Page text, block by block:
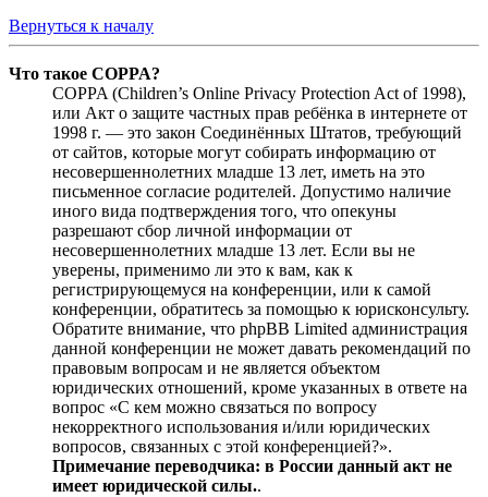
Вернуться к началу
Что такое COPPA?
COPPA (Children’s Online Privacy Protection Act of 1998),
или Акт о защите частных прав ребёнка в интернете от
1998 г. — это закон Соединённых Штатов, требующий
от сайтов, которые могут собирать информацию от
несовершеннолетних младше 13 лет, иметь на это
письменное согласие родителей. Допустимо наличие
иного вида подтверждения того, что опекуны
разрешают сбор личной информации от
несовершеннолетних младше 13 лет. Если вы не
уверены, применимо ли это к вам, как к
регистрирующемуся на конференции, или к самой
конференции, обратитесь за помощью к юрисконсульту.
Обратите внимание, что phpBB Limited администрация
данной конференции не может давать рекомендаций по
правовым вопросам и не является объектом
юридических отношений, кроме указанных в ответе на
вопрос «С кем можно связаться по вопросу
некорректного использования и/или юридических
вопросов, связанных с этой конференцией?».
Примечание переводчика: в России данный акт не
имеет юридической силы..